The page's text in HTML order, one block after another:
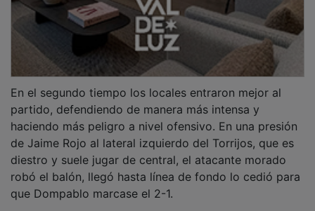
En el segundo tiempo los locales entraron mejor al
partido, defendiendo de manera más intensa y
haciendo más peligro a nivel ofensivo. En una presión
de Jaime Rojo al lateral izquierdo del Torrijos, que es
diestro y suele jugar de central, el atacante morado
robó el balón, llegó hasta línea de fondo lo cedió para
que Dompablo marcase el 2-1.